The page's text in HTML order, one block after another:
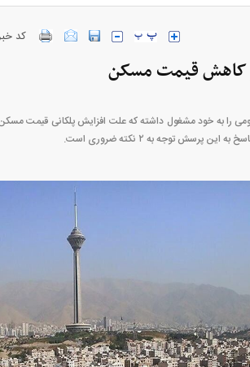
کد
کاهش قیمت مسکن
را به خود مشغول داشته که علت افزایش پلکانی قیمت
توجه به ۲ نکته ضروری است.
پیش‌بینی بورس امروز دوشنبه ۱۲ مرداد ماه